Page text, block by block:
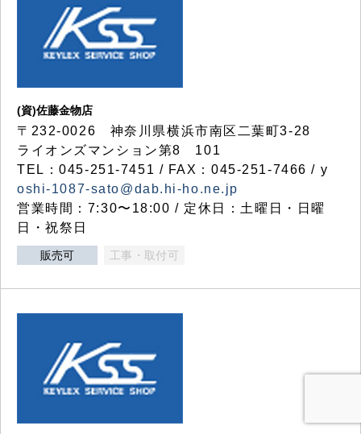
(資)佐藤金物店
〒232-0026 神奈川県横浜市南区二葉町3-28
ライオンズマンション第8 101
TEL：045-251-7451 / FAX：045-251-7466 / y
oshi-1087-sato@dab.hi-ho.ne.jp
営業時間：7:30〜18:00 / 定休日：土曜日・日曜
日・祝祭日
販売可 工事・取付可